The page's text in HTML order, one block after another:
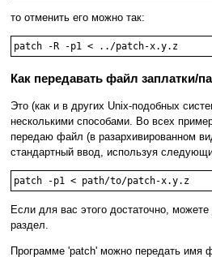
то отменить его можно так:
Как передавать файл заплатки/
Это (как и в других Unix-подобных
несколькими способами. Во всех
передаю файл (в разархивированном
стандартный ввод, используя
Если для вас этого достаточно,
раздел.
Программе 'patch' можно передать имя